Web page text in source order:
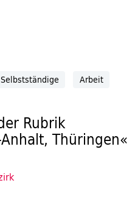
Selbstständige Arbeit
Rubrik
Thüringen«